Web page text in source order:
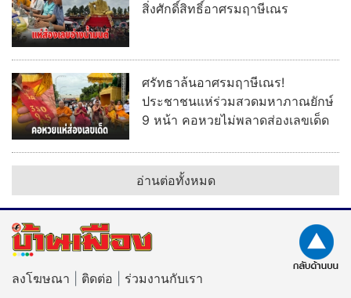
สิ่งศักดิ์สิทธิ์อาศรมฤาษีเณร
ศรัทธาล้นอาศรมฤาษีเณร!
ประชาชนแห่ร่วมสวดมหาภาณยักษ์
9 หน้า คอหวยไม่พลาดส่องเลขเด็ด
อ่านต่อทั้งหมด
ลงโฆษณา ติดต่อ ร่วมงานกับเรา